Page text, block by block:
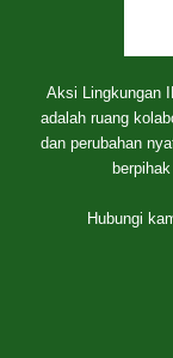
Aksi Lingkungan
adalah ruang
dan perubahan
Hubungi